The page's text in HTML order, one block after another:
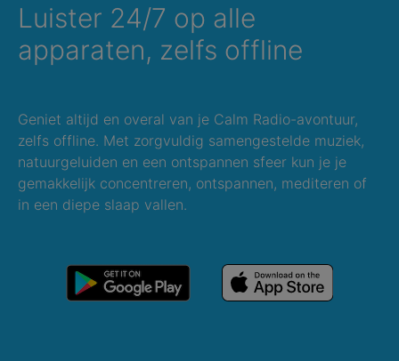
Luister 24/7 op alle
apparaten, zelfs offline
Geniet altijd en overal van je Calm Radio-avontuur,
zelfs offline. Met zorgvuldig samengestelde muziek,
natuurgeluiden en een ontspannen sfeer kun je je
gemakkelijk concentreren, ontspannen, mediteren of
in een diepe slaap vallen.